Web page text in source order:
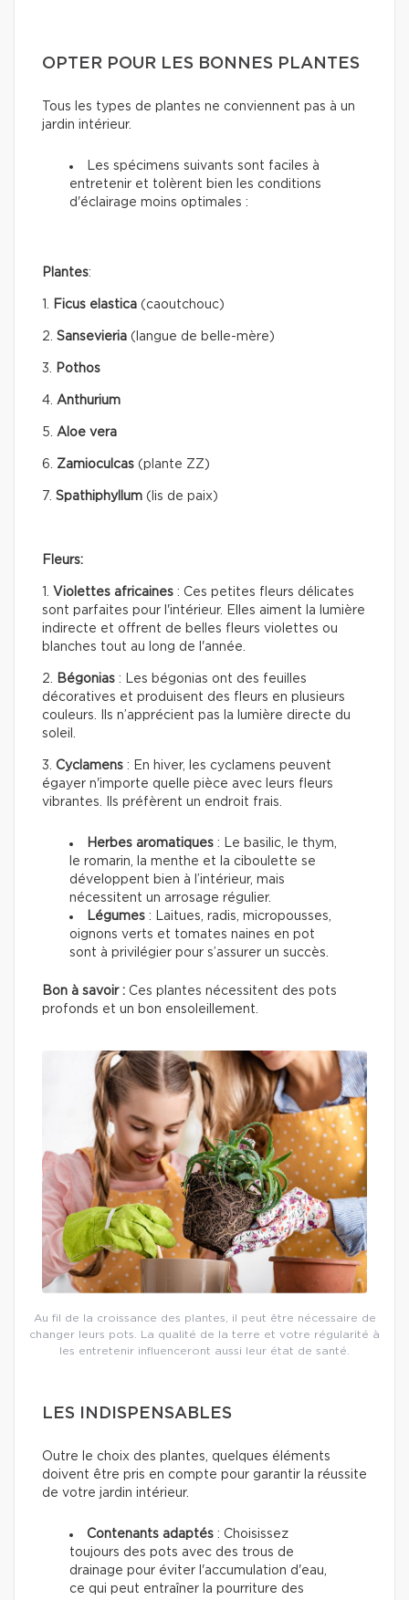
OPTER POUR LES BONNES PLANTES
Tous les types de plantes ne conviennent pas à un
jardin intérieur.
Les spécimens suivants sont faciles à
entretenir et tolèrent bien les conditions
d'éclairage moins optimales :
Plantes:
1. Ficus elastica (caoutchouc)
2. Sansevieria (langue de belle-mère)
3. Pothos
4. Anthurium
5. Aloe vera
6. Zamioculcas (plante ZZ)
7. Spathiphyllum (lis de paix)
Fleurs:
1. Violettes africaines : Ces petites fleurs délicates
sont parfaites pour l'intérieur. Elles aiment la lumière
indirecte et offrent de belles fleurs violettes ou
blanches tout au long de l'année.
2. Bégonias : Les bégonias ont des feuilles
décoratives et produisent des fleurs en plusieurs
couleurs. Ils n’apprécient pas la lumière directe du
soleil.
3. Cyclamens : En hiver, les cyclamens peuvent
égayer n'importe quelle pièce avec leurs fleurs
vibrantes. Ils préfèrent un endroit frais.
Herbes aromatiques : Le basilic, le thym,
le romarin, la menthe et la ciboulette se
développent bien à l’intérieur, mais
nécessitent un arrosage régulier.
Légumes : Laitues, radis, micropousses,
oignons verts et tomates naines en pot
sont à privilégier pour s’assurer un succès.
Bon à savoir : Ces plantes nécessitent des pots
profonds et un bon ensoleillement.
Au fil de la croissance des plantes, il peut être nécessaire de
changer leurs pots. La qualité de la terre et votre régularité à
les entretenir influenceront aussi leur état de santé.
LES INDISPENSABLES
Outre le choix des plantes, quelques éléments
doivent être pris en compte pour garantir la réussite
de votre jardin intérieur.
Contenants adaptés : Choisissez
toujours des pots avec des trous de
drainage pour éviter l'accumulation d'eau,
ce qui peut entraîner la pourriture des